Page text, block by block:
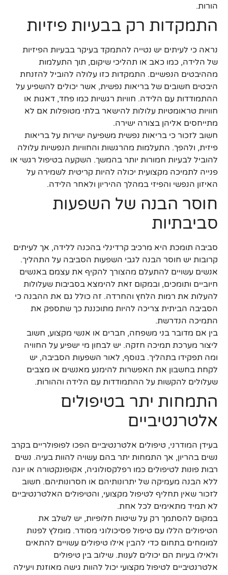
הורות.
התמקדות רק בבעיות פיזיות
נראה כי לעיתים יש נטייה להתמקד בעיקר בבעיות הפיזיות
של הלידה, כמו כאב או תהליכי שיקום, תוך התעלמות
מההיבטים הנפשיים. התמקדות כזו עלולה להוביל להזנחת
היבטים חשובים של בריאות נפשית, אשר יכולים להשפיע על
ההתמודדות עם הלידה. חוויות רגשיות כמו פחד, דאגות או
חוויות טראומטיות עלולות להישאר בלתי מטופלות אם לא
מתייחסים אליהן בצורה ישירה.
חשוב לזכור כי בריאות נפשית משפיעה ישירות על בריאות
פיזית, ולהפך. התעלמות מהרגשות והחוויות הנפשיות עלולה
להוביל לבעיות חמורות יותר בהמשך. השקעה בטיפול רגשי או
פנייה לתמיכה מקצועית יכולה להיות קריטית לשמירה על
האיזון הנפשי והפיזי במהלך ההיריון ולאחר הלידה.
חוסר הבנה של השפעות
סביבתיות
סביבה תומכת היא מרכיב קרדינלי בהכנה ללידה, אך לעיתים
קרובות יש חוסר הבנה לגבי השפעות הסביבה על התהליך.
אנשים עשויים להתעלם מהצורך להקיף את עצמם באנשים
חיוביים ותומכים, ובמקום זאת להימצא בסביבות שעלולות
להעלות את רמות הלחץ והחרדה. זה כולל גם את ההבנה כי
הסביבה הביתית צריכה להיות מתוכננת כך שתספק את
התמיכה הנדרשת.
בין אם מדובר בני משפחה, חברים או אנשי מקצוע, חשוב
ליצור מערכת תמיכה חזקה. יש לבחון מי ישפיע על החוויה
ומה תפקידו בתהליך. בנוסף, לאור השפעות הסביבה, יש
לקחת בחשבון את האפשרות להימנע מאנשים או מצבים
שעלולים להקשות על ההתמודדות עם הלידה וההורות.
התמחות יתר בטיפולים
אלטרנטיביים
בעידן המודרני, טיפולים אלטרנטיביים הפכו לפופולריים בקרב
נשים בהריון, אך התמחות יתר בהם עשויה להוות בעיה. נשים
רבות פונות לטיפולים כמו רפלקסולוגיה, אקופונקטורה או יוגה
ללא הבנה מעמיקה של יתרונותיהם או חסרונותיהם. חשוב
לזכור שאין תחליף לטיפול מקצועי, והטיפולים האלטרנטיביים
לא תמיד מתאימים לכל אחת.
במקום להסתמך רק על שיטות חלופיות, יש לשלב את
הטיפולים הללו עם טיפול פסיכולוגי מסודר. מומלץ לפנות
למומחים בתחום כדי להבין אילו טיפולים עשויים להתאים
ולאילו בעיות הם יכולים לענות. שילוב בין טיפולים
אלטרנטיביים לטיפול מקצועי יכול להוות גישה מאוזנת ויעילה